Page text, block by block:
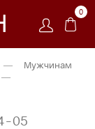
0
—
Мужчинам
—
05